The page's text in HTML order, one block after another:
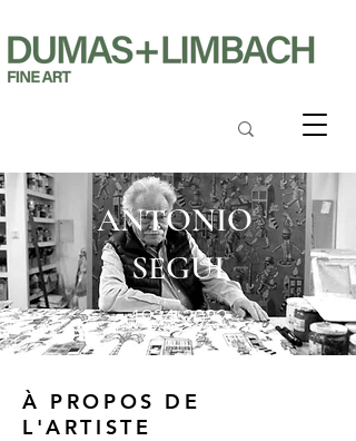
ANTONIO
SEGUI
1934-2022
À PROPOS DE
L'ARTISTE